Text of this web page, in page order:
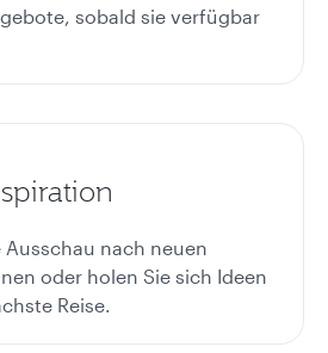
sobald sie verfügbar
Ausschau nach neuen
oder holen Sie sich Ideen
Reise.